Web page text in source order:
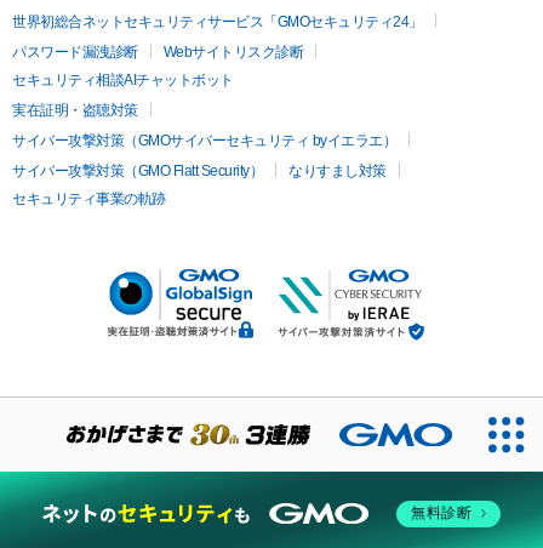
世界初総合ネットセキュリティサービス「GMOセキュリティ24」
パスワード漏洩診断
Webサイトリスク診断
セキュリティ相談AIチャットボット
実在証明・盗聴対策
サイバー攻撃対策（GMOサイバーセキュリティ byイエラエ）
サイバー攻撃対策（GMO Flatt Security）
なりすまし対策
セキュリティ事業の軌跡
無料診断